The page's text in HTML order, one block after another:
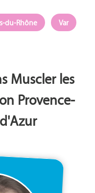
du-Rhône Var
Muscler les
Provence-